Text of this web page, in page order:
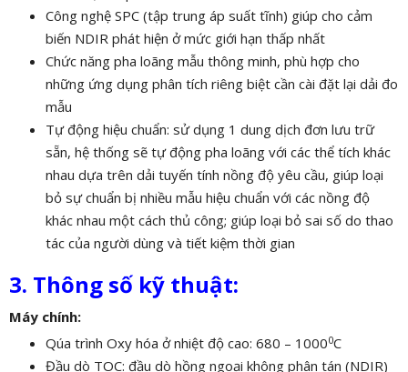
Công nghệ SPC (tập trung áp suất tĩnh) giúp cho cảm
biến NDIR phát hiện ở mức giới hạn thấp nhất
Chức năng pha loãng mẫu thông minh, phù hợp cho
những ứng dụng phân tích riêng biệt cần cài đặt lại dải đo
mẫu
Tự động hiệu chuẩn: sử dụng 1 dung dịch đơn lưu trữ
sẵn, hệ thống sẽ tự động pha loãng với các thể tích khác
nhau dựa trên dải tuyến tính nồng độ yêu cầu, giúp loại
bỏ sự chuẩn bị nhiều mẫu hiệu chuẩn với các nồng độ
khác nhau một cách thủ công; giúp loại bỏ sai số do thao
tác của người dùng và tiết kiệm thời gian
3. Thông số kỹ thuật:
Máy chính:
Qúa trình Oxy hóa ở nhiệt độ cao: 680 – 10000C
Đầu dò TOC: đầu dò hồng ngoại không phân tán (NDIR)